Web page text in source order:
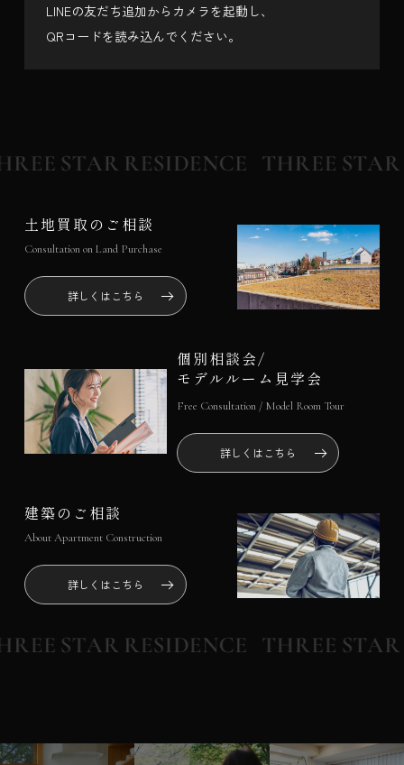
LINEの友だち追加からカメラを起動し、
QRコードを読み込んでください。
土地買取のご相談
Consultation on Land Purchase
詳しくはこちら
個別相談会/
モデルルーム見学会
Free Consultation / Model Room Tour
詳しくはこちら
建築のご相談
About Apartment Construction
詳しくはこちら